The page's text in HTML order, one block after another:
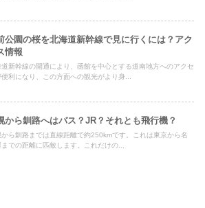
公園の桜を北海道新幹線で見に行くには？アク
情報
道新幹線の開通により、函館を中心とする道南地方へのアクセ
便利になり、この方面への観光がより身...
から釧路へはバス？JR？それとも飛行機？
から釧路までは直線距離で約250kmです。これは東京から名
での距離に匹敵します。これだけの...